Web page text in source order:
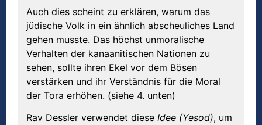
Auch dies scheint zu erklären, warum das
jüdische Volk in ein ähnlich abscheuliches Land
gehen musste. Das höchst unmoralische
Verhalten der kanaanitischen Nationen zu
sehen, sollte ihren Ekel vor dem Bösen
verstärken und ihr Verständnis für die Moral
der Tora erhöhen. (siehe 4. unten)
Rav Dessler verwendet diese Idee (Yesod), um